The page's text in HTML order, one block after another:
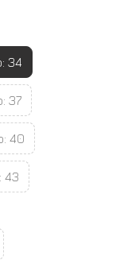
34
37
40
43